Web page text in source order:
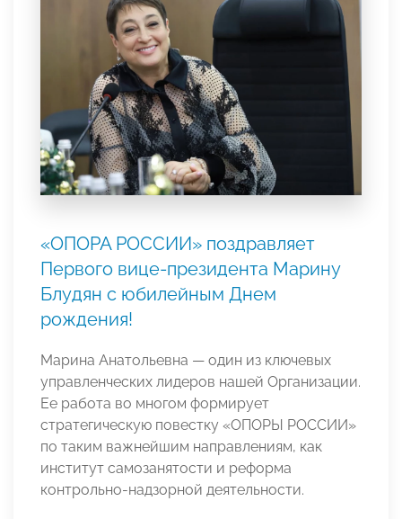
«ОПОРА РОССИИ» поздравляет
Первого вице-президента Марину
Блудян с юбилейным Днем
рождения!
Марина Анатольевна — один из ключевых
управленческих лидеров нашей Организации.
Ее работа во многом формирует
стратегическую повестку «ОПОРЫ РОССИИ»
по таким важнейшим направлениям, как
институт самозанятости и реформа
контрольно-надзорной деятельности.